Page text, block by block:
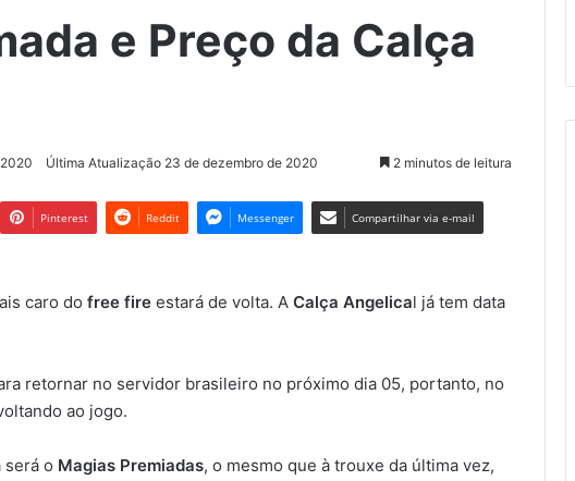
e Preço da Calça
Última Atualização 23 de dezembro de 2020 2 minutos de leitura
Pinterest Reddit Messenger Compartilhar via e-mail
caro do free fire estará de volta. A Calça Angelical já tem data
retornar no servidor brasileiro no próximo dia 05, portanto, no
ao jogo.
será o Magias Premiadas, o mesmo que à trouxe da última vez,